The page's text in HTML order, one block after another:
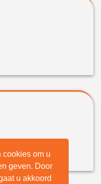
cookies om u
geven. Door
u akkoord